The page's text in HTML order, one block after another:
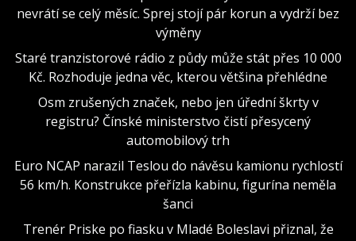
nevrátí se celý měsíc. Sprej stojí pár korun a vydrží bez
výměny
Staré tranzistorové rádio z půdy může stát přes 10 000
Kč. Rozhoduje jedna věc, kterou většina přehlédne
Osm zrušených značek, nebo jen úřední škrty v
registru? Čínské ministerstvo čistí přesycený
automobilový trh
Euro NCAP narazil Teslou do návěsu kamionu rychlostí
56 km/h. Konstrukce přeřízla kabinu, figurína neměla
šanci
Trenér Priske po fiasku v Mladé Boleslavi přiznal, že